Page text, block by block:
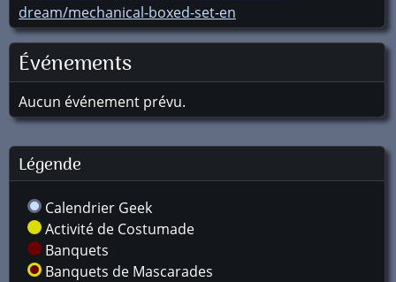
dream/mechanical-boxed-set-en
Événements
Aucun événement prévu.
Légende
Calendrier Geek
Activité de Costumade
Banquets
Banquets de Mascarades